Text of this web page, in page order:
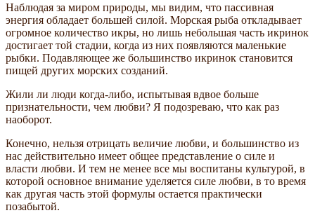
Наблюдая за миром природы, мы видим, что пассивная
энергия обладает большей силой. Морская рыба откладывает
огромное количество икры, но лишь небольшая часть икринок
достигает той стадии, когда из них появляются маленькие
рыбки. Подавляющее же большинство икринок становится
пищей других морских созданий.
Жили ли люди когда-либо, испытывая вдвое больше
признательности, чем любви? Я подозреваю, что как раз
наоборот.
Конечно, нельзя отрицать величие любви, и большинство из
нас действительно имеет общее представление о силе и
власти любви. И тем не менее все мы воспитаны культурой, в
которой основное внимание уделяется силе любви, в то время
как другая часть этой формулы остается практически
позабытой.